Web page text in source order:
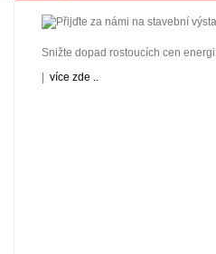
Snižte dopad rostoucích cen
více zde ..